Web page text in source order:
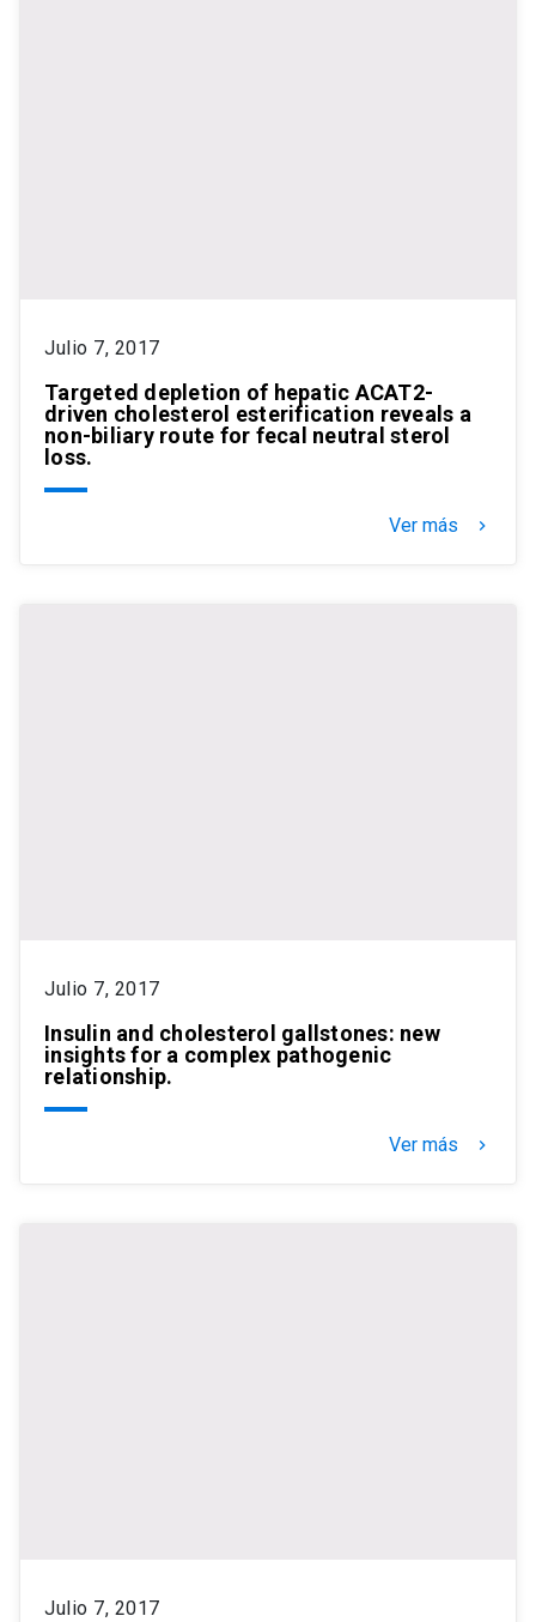
Julio 7, 2017
Targeted depletion of hepatic ACAT2-
driven cholesterol esterification reveals a
non-biliary route for fecal neutral sterol
loss.
Ver más keyboard_arrow_right
Julio 7, 2017
Insulin and cholesterol gallstones: new
insights for a complex pathogenic
relationship.
Ver más keyboard_arrow_right
Julio 7, 2017